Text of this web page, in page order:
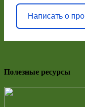
Написать о
Полезные ресурсы